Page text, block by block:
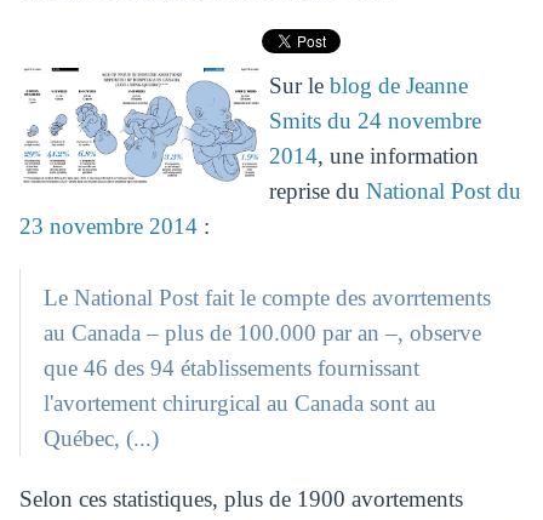
Sur le blog de Jeanne
Smits du 24 novembre
2014, une information
reprise du National Post du
23 novembre 2014:
Le National Post fait le compte des avorrtements
au Canada – plus de 100.000 par an –, observe
que 46 des 94 établissements fournissant
l'avortement chirurgical au Canada sont au
Québec, (...)
Selon ces statistiques, plus de 1900 avortements